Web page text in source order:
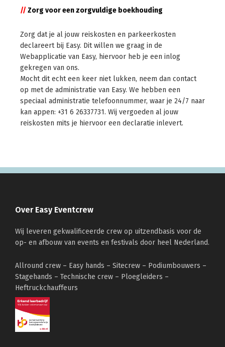
// Zorg voor een zorgvuldige boekhouding
Zorg dat je al jouw reiskosten en parkeerkosten
declareert bij Easy. Dit willen we graag in de
Webapplicatie van Easy, hiervoor heb je een inlog
gekregen van ons.
Mocht dit echt een keer niet lukken, neem dan contact
op met de administratie van Easy. We hebben een
speciaal administratie telefoonnummer, waar je 24/7 naar
kan appen: +31 6 26337731. Wij vergoeden al jouw
reiskosten mits je hiervoor een declaratie inlevert.
Over Easy Eventcrew
Wij leveren gekwalificeerde crew op uitzendbasis voor de
op- en afbouw van events en festivals door heel Nederland.
Allround crew – Easy hands – Sitecrew – Podiumbouwers –
Stagehands – Technische crew – Ploegleiders –
Heftruckchauffeurs